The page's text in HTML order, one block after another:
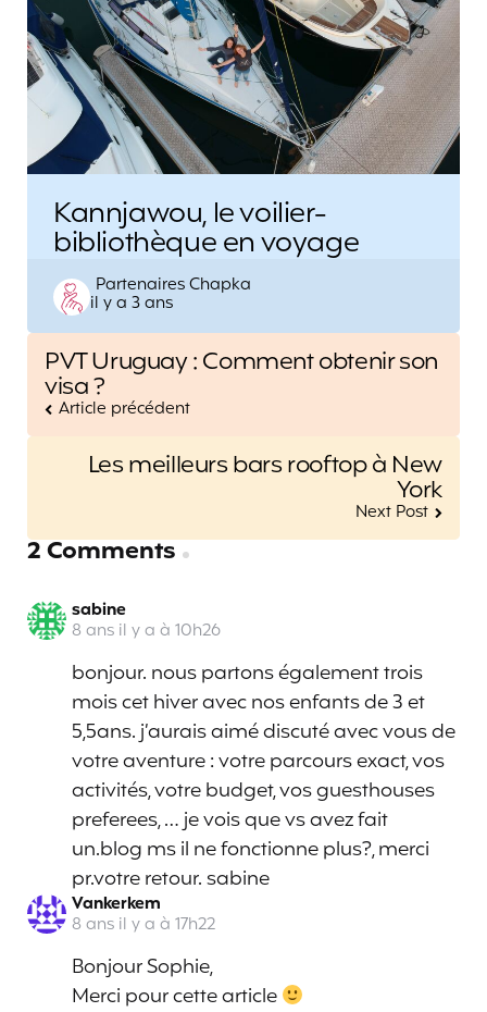
Kannjawou, le voilier-
bibliothèque en voyage
Posted
by
Partenaires Chapka
il y a 3 ans
Post
navigation
PVT Uruguay : Comment obtenir son
visa ?
Article précédent
Les meilleurs bars rooftop à New
York
Next Post
2 Comments
sabine
8 ans il y a à 10h26
bonjour. nous partons également trois
mois cet hiver avec nos enfants de 3 et
5,5ans. j’aurais aimé discuté avec vous de
votre aventure : votre parcours exact, vos
activités, votre budget, vos guesthouses
preferees, … je vois que vs avez fait
un.blog ms il ne fonctionne plus?, merci
pr.votre retour. sabine
Vankerkem
8 ans il y a à 17h22
Bonjour Sophie,
Merci pour cette article